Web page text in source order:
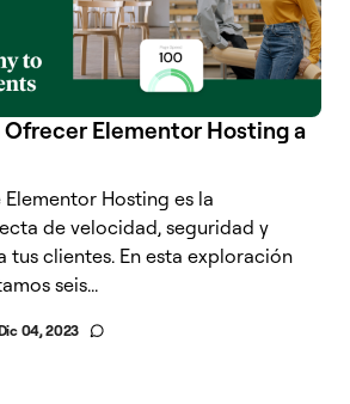
Ofrecer Elementor Hosting a
Hosting es la
de velocidad, seguridad y
tus clientes. En esta exploración
seis...
04, 2023